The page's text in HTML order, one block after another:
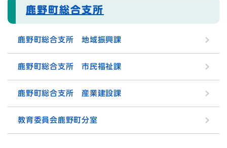
鹿野町総合支所
鹿野町総合支所 地域振興課
鹿野町総合支所 市民福祉課
鹿野町総合支所 産業建設課
教育委員会鹿野町分室